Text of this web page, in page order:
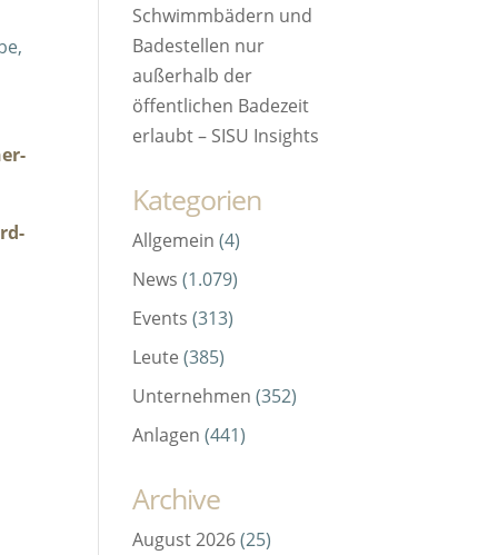
Schwimmbädern und
Badestellen nur
außerhalb der
öffentlichen Badezeit
erlaubt – SISU Insights
Kategorien
Allgemein (4)
News (1.079)
Events (313)
Leute (385)
Unternehmen (352)
Anlagen (441)
Archive
August 2026(25)